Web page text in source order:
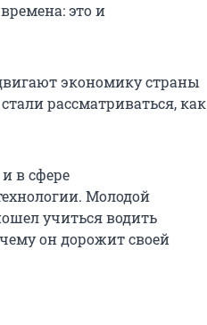
это и
экономику страны
рассматриваться, как
в сфере
Молодой
учиться водить
он дорожит своей